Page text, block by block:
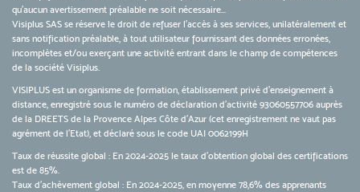
qu’aucun avertissement préalable ne soit nécessaire...
Visiplus SAS se réserve le droit de refuser l'accès à ses services, unilatéralement et
sans notification préalable, à tout utilisateur fournissant des données erronées,
incomplètes et/ou exerçant une activité entrant dans le champ de compétences
de la société Visiplus.
VISIPLUS est un organisme de formation, établissement privé d’enseignement à
distance, enregistré sous le numéro de déclaration d’activité 93060557706 auprès
de la DREETS de la Provence Alpes Côte d’Azur (cet enregistrement ne vaut pas
agrément de l’Etat), et déclaré sous le code UAI 0062199H
Taux de réussite global : En 2024-2025 le taux d'obtention global des certifications
est de 85%.
Taux d’achèvement global : En 2024-2025, en moyenne 78,6% des apprenants